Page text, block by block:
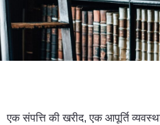
एक संपत्ति की खरीद, एक आपूर्ति